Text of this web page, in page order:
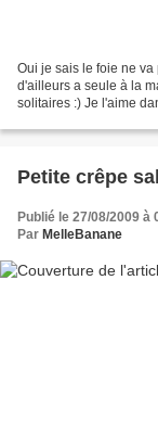
Oui je sais le foie ne
d'ailleurs a seule à la
solitaires :) Je l'aime
Petite crêpe
Publié le 27/08/2009 à
Par MelleBanane